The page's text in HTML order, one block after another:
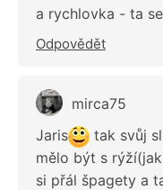
a rychlovka - ta
Odpovědět
mirca75
Jaris
tak svůj
mělo být s
si přál špagety a